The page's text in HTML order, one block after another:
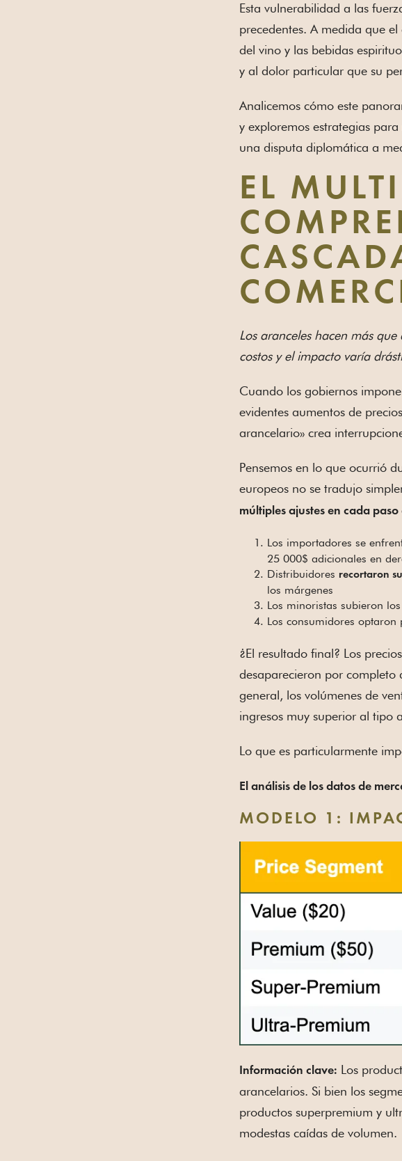
Esta vulnerabilidad a las
precedentes. A medida que
del vino y las bebidas
y al dolor particular que su
Analicemos cómo este
y exploremos estrategias
una disputa diplomática a
EL
Los aranceles hacen más
costos y el impacto varía
Cuando los gobiernos
evidentes aumentos de
arancelario» crea
Pensemos en lo que ocurrió
europeos no se tradujo
múltiples ajustes en cada
Los importadores se
25 000$ adicionales en
Distribuidores recortaron
los márgenes
Los minoristas subieron
Los consumidores
¿El resultado final? Los
desaparecieron por completo
general, los volúmenes de
ingresos muy superior al tipo
Lo que es particularmente
El análisis de los datos de
MODELO 1:
Información clave: Los
arancelarios. Si bien los
productos superpremium y
modestas caídas de volumen.